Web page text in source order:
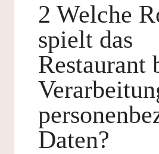
2 Welche
spielt das
Restaurant
Daten?